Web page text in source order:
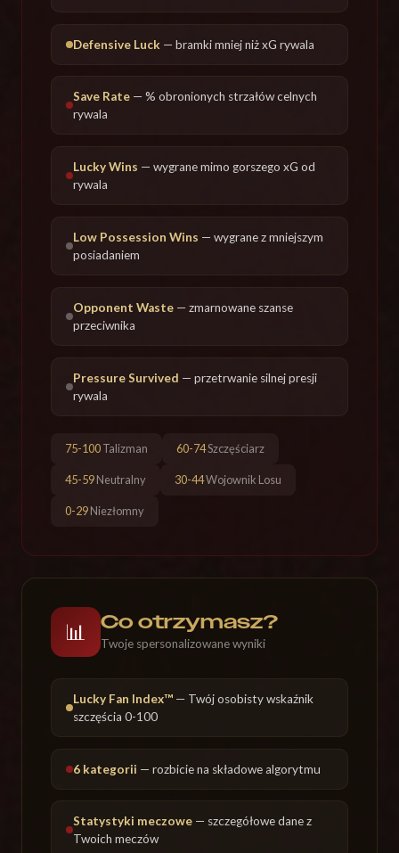
Defensive Luck — bramki mniej niż xG rywala
Save Rate — % obronionych strzałów celnych
rywala
Lucky Wins — wygrane mimo gorszego xG od
rywala
Low Possession Wins — wygrane z mniejszym
posiadaniem
Opponent Waste — zmarnowane szanse
przeciwnika
Pressure Survived — przetrwanie silnej presji
rywala
75-100Talizman 60-74Szczęściarz
45-59Neutralny 30-44Wojownik Losu
0-29Niezłomny
📊 Co otrzymasz?
Twoje spersonalizowane wyniki
Lucky Fan Index™ — Twój osobisty wskaźnik
szczęścia 0-100
6 kategorii — rozbicie na składowe algorytmu
Statystyki meczowe — szczegółowe dane z
Twoich meczów